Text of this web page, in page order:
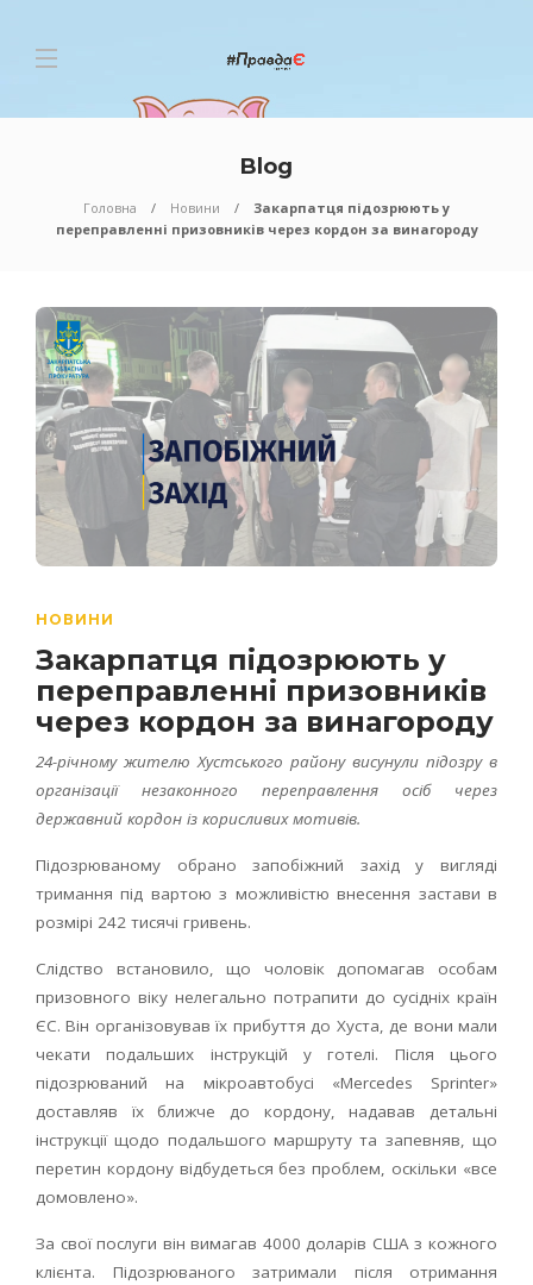
Blog
Головна Новини
Закарпатця підозрюють у
переправленні призовників через кордон за винагороду
НОВИНИ
Закарпатця підозрюють у
переправленні призовників
через кордон за винагороду
24-річному жителю Хустського району висунули підозру в
організації незаконного переправлення осіб через
державний кордон із корисливих мотивів.
Підозрюваному обрано запобіжний захід у вигляді
тримання під вартою з можливістю внесення застави в
розмірі 242 тисячі гривень.
Слідство встановило, що чоловік допомагав особам
призовного віку нелегально потрапити до сусідніх країн
ЄС. Він організовував їх прибуття до Хуста, де вони мали
чекати подальших інструкцій у готелі. Після цього
підозрюваний на мікроавтобусі «Mercedes Sprinter»
доставляв їх ближче до кордону, надавав детальні
інструкції щодо подальшого маршруту та запевняв, що
перетин кордону відбудеться без проблем, оскільки «все
домовлено».
За свої послуги він вимагав 4000 доларів США з кожного
клієнта. Підозрюваного затримали після отримання